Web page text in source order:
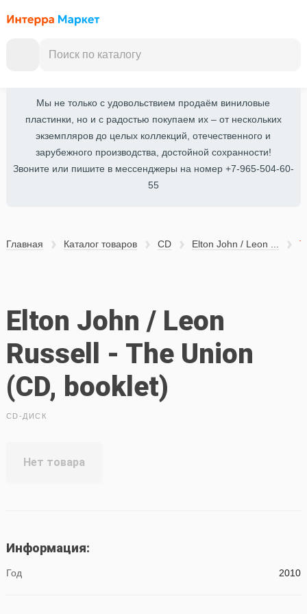
Мы не только с удовольствием продаём виниловые
пластинки, но и с радостью покупаем их – от нескольких
экземпляров до целых коллекций, отечественного и
зарубежного производства, достойной сохранности!
Звоните или пишите в мессенджеры на номер +7-965-504-60-
55
Главная Каталог товаров CD Elton John / Leon ...
Elton John / Leon
Russell - The Union
(CD, booklet)
CD-ДИСК
Нет товара
Информация:
Год 2010